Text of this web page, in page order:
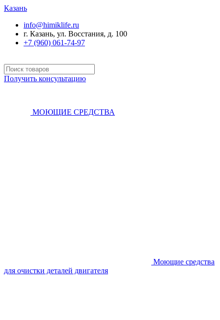
Казань
info@himiklife.ru
г. Казань, ул. Восстания, д. 100
+7 (960) 061-74-97
Получить консультацию
МОЮЩИЕ СРЕДСТВА
Моющие средства
для очистки деталей двигателя